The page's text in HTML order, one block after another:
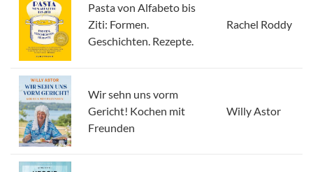
Pasta von Alfabeto bis
Ziti: Formen.
Geschichten. Rezepte.
Rachel Roddy
Wir sehn uns vorm
Gericht! Kochen mit
Freunden
Willy Astor